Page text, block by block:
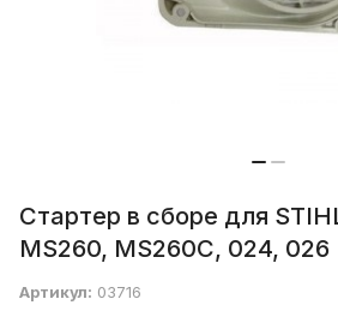
Стартер в сборе для
MS260, MS260C, 024, 026
Артикул: 03716